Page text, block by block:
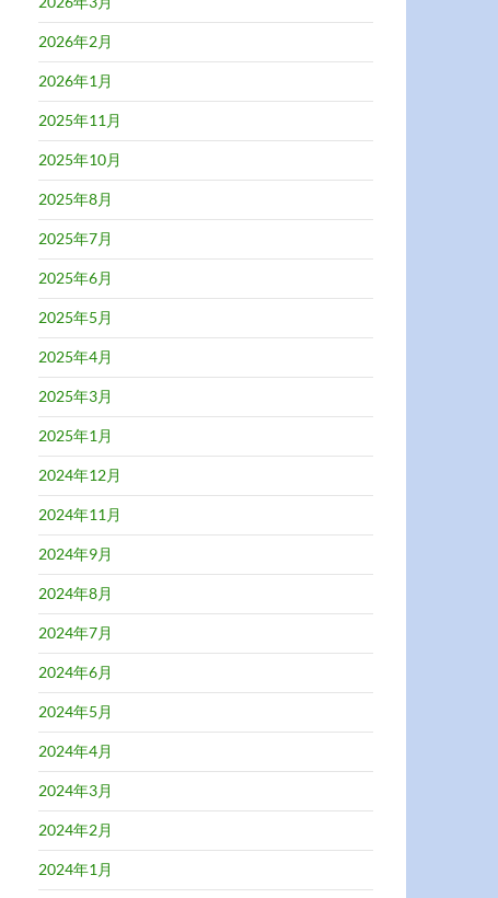
2026年2月
2026年1月
2025年11月
2025年10月
2025年8月
2025年7月
2025年6月
2025年5月
2025年4月
2025年3月
2025年1月
2024年12月
2024年11月
2024年9月
2024年8月
2024年7月
2024年6月
2024年5月
2024年4月
2024年3月
2024年2月
2024年1月